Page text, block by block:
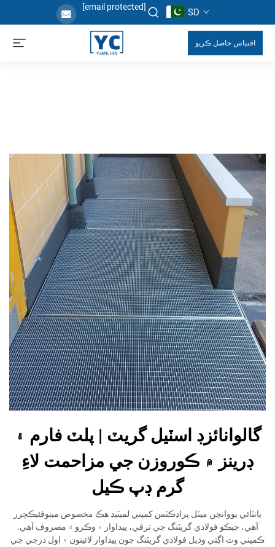
[email protected] SD
اقتباس حاصل ڪريو
گالوانائزڊ اسٽيل گريٽ | پلٽ فارم ۽
ڊرينز ۾ ڪوروزن جي مزاحمت لاءِ
گرم ڊپ ڪيل
يانٽائي يووانچن ميٽل پراڊڪٽس کمپني لميٽيڊ هڪ مخصوص مينوفئيڪچرر
آهي، جيڪو فولادي گريٽنگ جي ترقي، پيداوار ۽ وڪرو ۾ مصروف آهي.
ڪمپني وٽ اڳتي وڌيل فولادي گريٽنگ جون پيداوار لائينون ۽ اول درجي جي